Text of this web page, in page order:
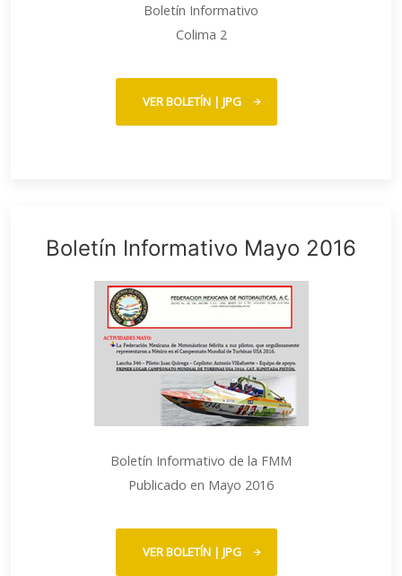
Boletín Informativo
Colima 2
VER BOLETÍN | JPG
Boletín Informativo Mayo 2016
Boletín Informativo de la FMM
Publicado en Mayo 2016
VER BOLETÍN | JPG